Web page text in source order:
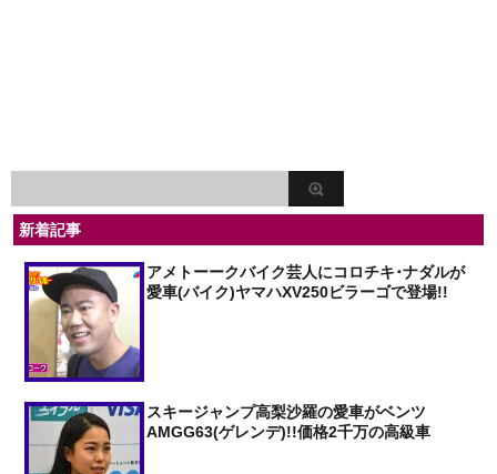
新着記事
アメトーークバイク芸人にコロチキ･ナダルが
愛車(バイク)ヤマハXV250ビラーゴで登場!!
スキージャンプ高梨沙羅の愛車がベンツ
AMGG63(ゲレンデ)!!価格2千万の高級車